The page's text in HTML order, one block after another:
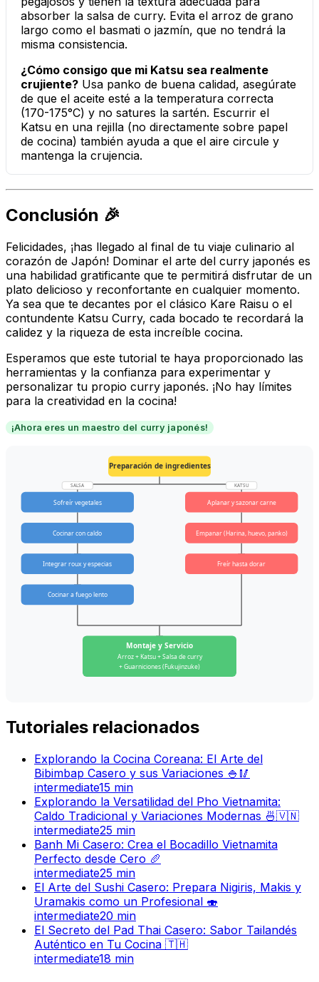
absorber la salsa de curry. Evita el arroz de grano
largo como el basmati o jazmín, que no tendrá la
misma consistencia.
¿Cómo consigo que mi Katsu sea realmente
crujiente? Usa panko de buena calidad, asegúrate
de que el aceite esté a la temperatura correcta
(170-175°C) y no satures la sartén. Escurrir el
Katsu en una rejilla (no directamente sobre papel
de cocina) también ayuda a que el aire circule y
mantenga la crujencia.
Conclusión 🎉
Felicidades, ¡has llegado al final de tu viaje culinario al
corazón de Japón! Dominar el arte del curry japonés es
una habilidad gratificante que te permitirá disfrutar de un
plato delicioso y reconfortante en cualquier momento.
Ya sea que te decantes por el clásico Kare Raisu o el
contundente Katsu Curry, cada bocado te recordará la
calidez y la riqueza de esta increíble cocina.
Esperamos que este tutorial te haya proporcionado las
herramientas y la confianza para experimentar y
personalizar tu propio curry japonés. ¡No hay límites
para la creatividad en la cocina!
¡Ahora eres un maestro del curry japonés!
Preparación de ingredientes
Sofreír vegetales
Cocinar con caldo
Integrar roux y especias
Cocinar a fuego lento
Aplanar y sazonar carne
Empanar (Harina, huevo, panko)
Freír hasta dorar
Montaje y Servicio
Arroz + Katsu + Salsa de curry
+ Guarniciones (Fukujinzuke)
SALSA KATSU
Tutoriales relacionados
Explorando la Cocina Coreana: El Arte del
Bibimbap Casero y sus Variaciones 🍚🥢
intermediate15 min
Explorando la Versatilidad del Pho Vietnamita:
Caldo Tradicional y Variaciones Modernas 🍜🇻🇳
intermediate25 min
Banh Mi Casero: Crea el Bocadillo Vietnamita
Perfecto desde Cero 🥖
intermediate25 min
El Arte del Sushi Casero: Prepara Nigiris, Makis y
Uramakis como un Profesional 🍣
intermediate20 min
El Secreto del Pad Thai Casero: Sabor Tailandés
Auténtico en Tu Cocina 🇹🇭
intermediate18 min